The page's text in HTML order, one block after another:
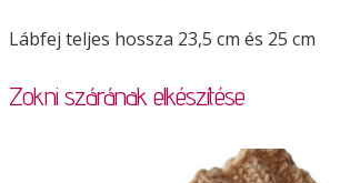
Lábfej teljes hossza 23,5 cm és 25 cm
Zokni szárának elkészítése